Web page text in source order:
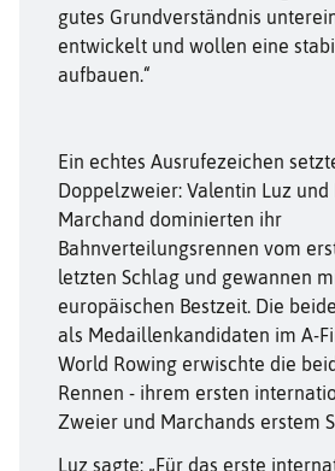
gutes Grundverständnis
entwickelt und wollen eine
aufbauen.“
Ein echtes Ausrufezeichen
Doppelzweier: Valentin Luz und
Marchand dominierten ihr
Bahnverteilungsrennen vom
letzten Schlag und gewannen
europäischen Bestzeit. Die
als Medaillenkandidaten im A-
World Rowing erwischte die
Rennen - ihrem ersten
Zweier und Marchands erstem
Luz sagte: „Für das erste